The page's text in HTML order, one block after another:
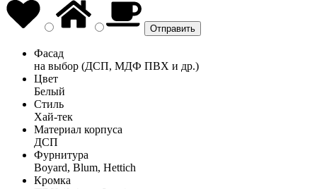
Фасад
на выбор (ДСП, МДФ ПВХ и др.)
Цвет
Белый
Стиль
Хай-тек
Материал корпуса
ДСП
Фурнитура
Boyard, Blum, Hettich
Кромка